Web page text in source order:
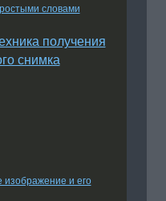
словами
получения
снимка
изображение и его